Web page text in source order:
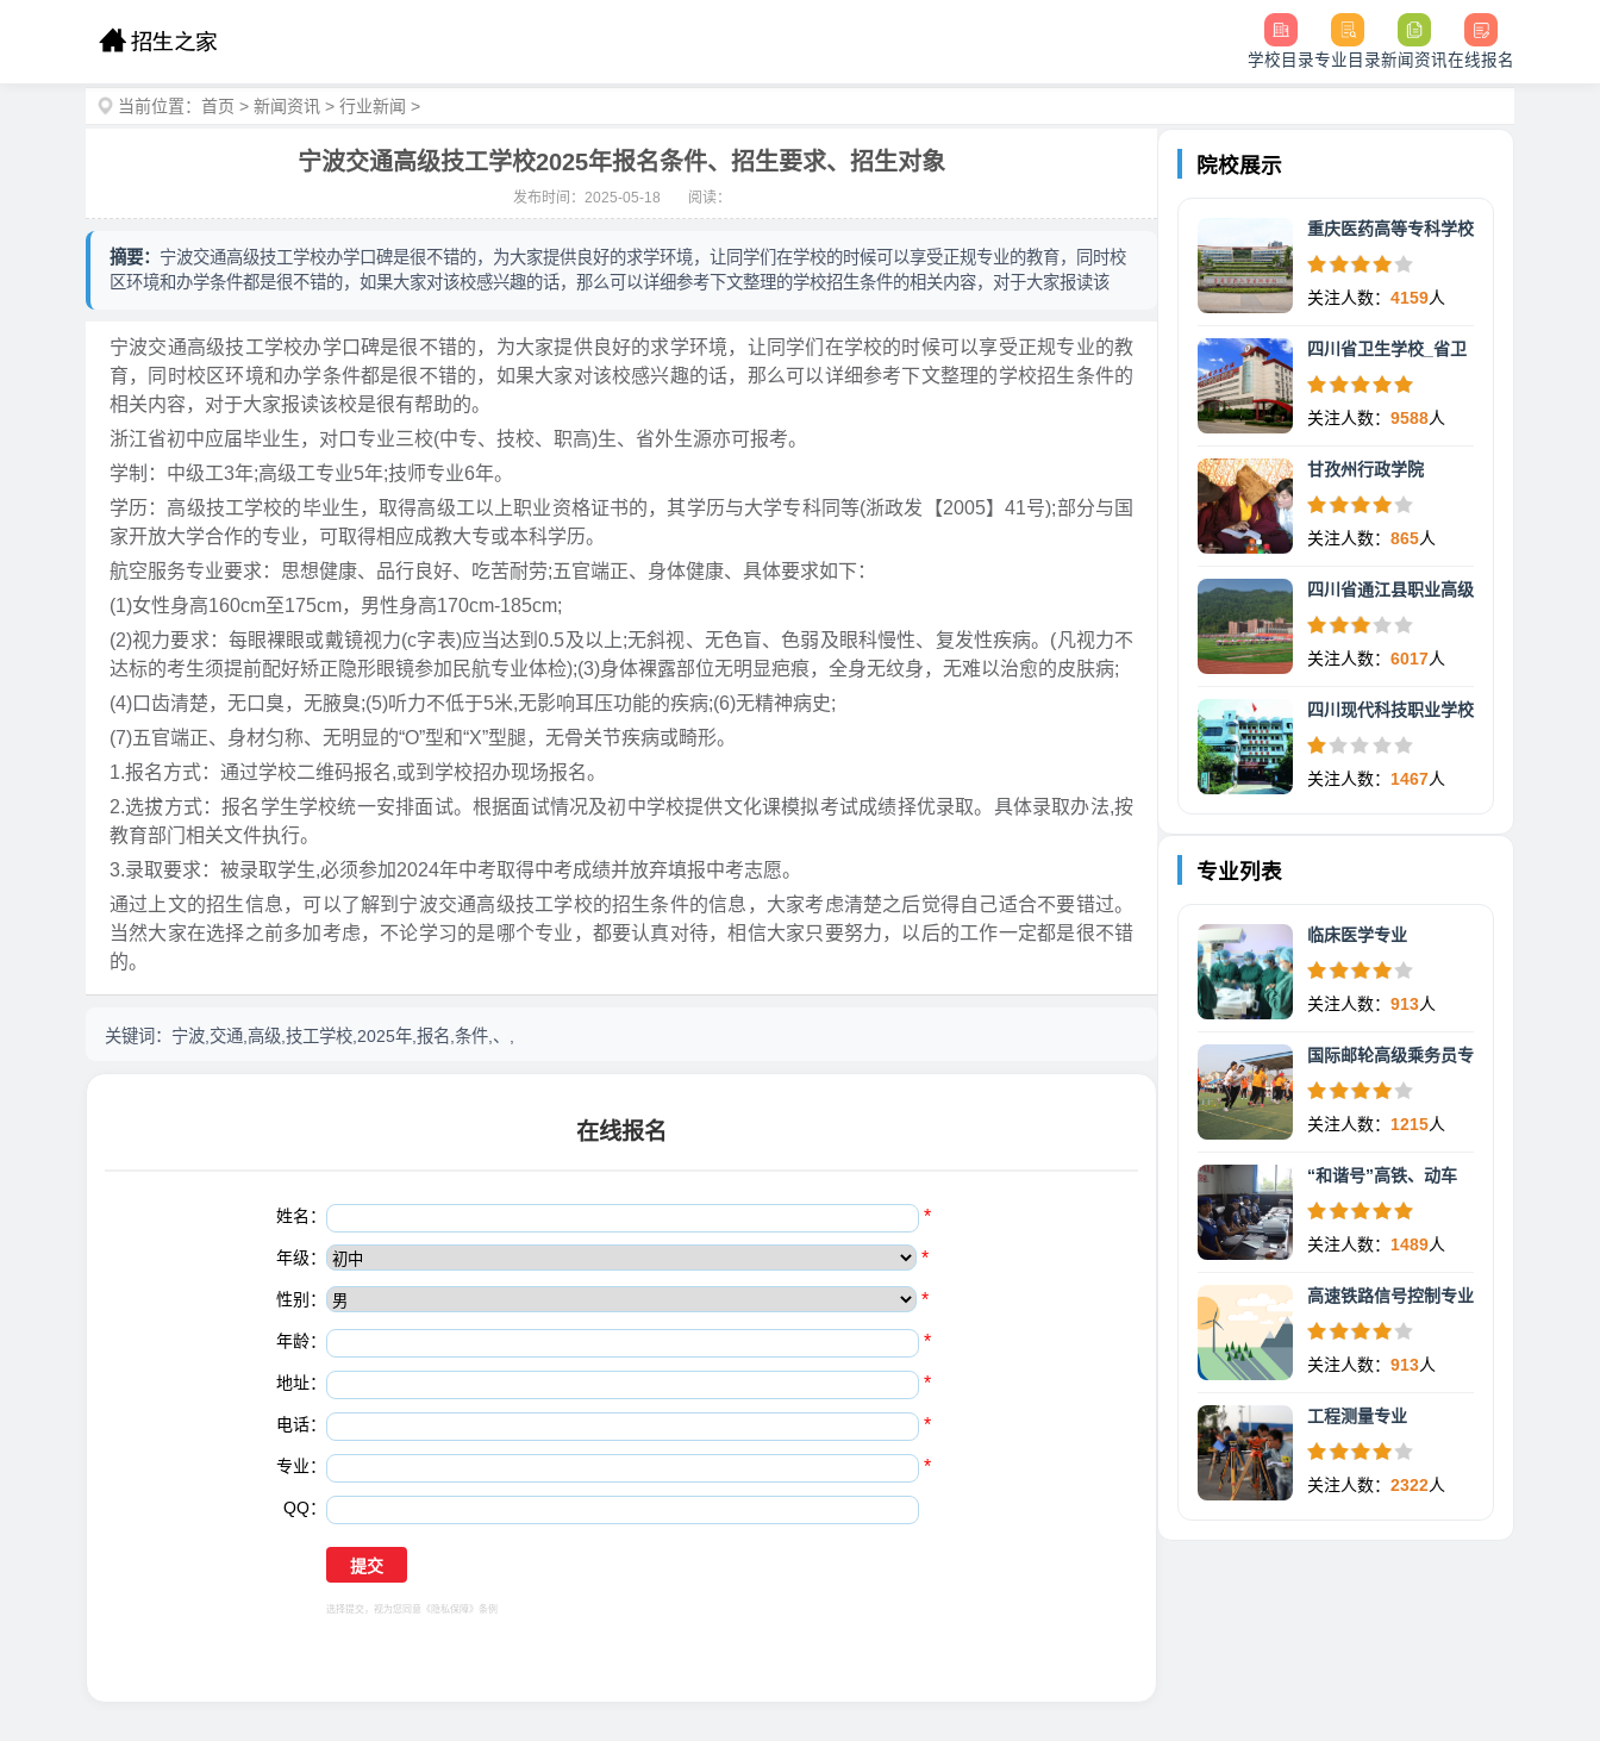
学校目录专业目录新闻资讯在线报名
当前位置： 首页 > 新闻资讯 > 行业新闻 >
宁波交通高级技工学校2025年报名条件、招生要求、招生对象
发布时间：2025-05-18 阅读：
摘要： 宁波交通高级技工学校办学口碑是很不错的，为大家提供良好的求学环境，让同学们在学校的时候可以享受正规专业的教育，同时校
区环境和办学条件都是很不错的，如果大家对该校感兴趣的话，那么可以详细参考下文整理的学校招生条件的相关内容，对于大家报读该
宁波交通高级技工学校办学口碑是很不错的，为大家提供良好的求学环境，让同学们在学校的时候可以享受正规专业的教
育，同时校区环境和办学条件都是很不错的，如果大家对该校感兴趣的话，那么可以详细参考下文整理的学校招生条件的
相关内容，对于大家报读该校是很有帮助的。
浙江省初中应届毕业生，对口专业三校(中专、技校、职高)生、省外生源亦可报考。
学制：中级工3年;高级工专业5年;技师专业6年。
学历：高级技工学校的毕业生，取得高级工以上职业资格证书的，其学历与大学专科同等(浙政发【2005】41号);部分与国
家开放大学合作的专业，可取得相应成教大专或本科学历。
航空服务专业要求：思想健康、品行良好、吃苦耐劳;五官端正、身体健康、具体要求如下：
(1)女性身高160cm至175cm，男性身高170cm-185cm;
(2)视力要求：每眼裸眼或戴镜视力(c字表)应当达到0.5及以上;无斜视、无色盲、色弱及眼科慢性、复发性疾病。(凡视力不
达标的考生须提前配好矫正隐形眼镜参加民航专业体检);(3)身体裸露部位无明显疤痕，全身无纹身，无难以治愈的皮肤病;
(4)口齿清楚，无口臭，无腋臭;(5)听力不低于5米,无影响耳压功能的疾病;(6)无精神病史;
(7)五官端正、身材匀称、无明显的“O”型和“X”型腿，无骨关节疾病或畸形。
1.报名方式：通过学校二维码报名,或到学校招办现场报名。
2.选拔方式：报名学生学校统一安排面试。根据面试情况及初中学校提供文化课模拟考试成绩择优录取。具体录取办法,按
教育部门相关文件执行。
3.录取要求：被录取学生,必须参加2024年中考取得中考成绩并放弃填报中考志愿。
通过上文的招生信息，可以了解到宁波交通高级技工学校的招生条件的信息，大家考虑清楚之后觉得自己适合不要错过。
当然大家在选择之前多加考虑，不论学习的是哪个专业，都要认真对待，相信大家只要努力，以后的工作一定都是很不错
的。
关键词： 宁波,交通,高级,技工学校,2025年,报名,条件,、,
在线报名
姓名： *
年级： *
性别： *
年龄： *
地址： *
电话： *
专业： *
QQ：
选择提交，视为您同意 《隐私保障》 条例
院校展示
重庆医药高等专科学校
关注人数： 4159人
四川省卫生学校_省卫
关注人数： 9588人
甘孜州行政学院
关注人数： 865人
四川省通江县职业高级
关注人数： 6017人
四川现代科技职业学校
关注人数： 1467人
专业列表
临床医学专业
关注人数： 913人
国际邮轮高级乘务员专
关注人数： 1215人
“和谐号”高铁、动车
关注人数： 1489人
高速铁路信号控制专业
关注人数： 913人
工程测量专业
关注人数： 2322人